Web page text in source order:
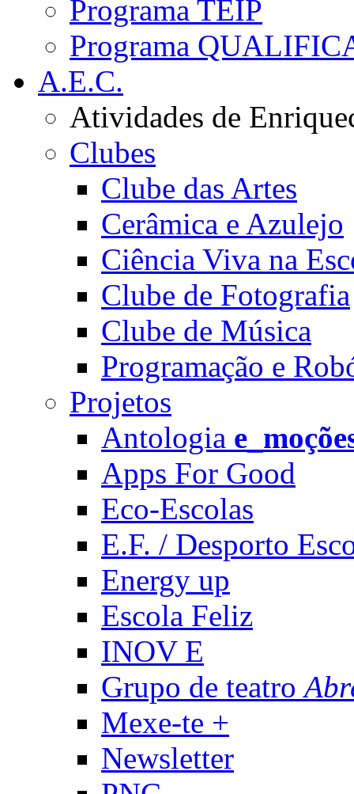
Programa TEIP
Programa
A.E.C.
Atividades de
Clubes
Clube das Artes
Cerâmica e Azulejo
Ciência Viva na
Clube de Fotografia
Clube de Música
Programação e
Projetos
Antologia
Apps For Good
Eco-Escolas
E.F. / Desporto
Energy up
Escola Feliz
INOV E
Grupo de teatro
Mexe-te +
Newsletter